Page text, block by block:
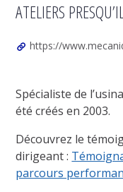
ATELIERS
https://
Spécialiste de
été créés en 2003.
Découvrez le
dirigeant :
parcours